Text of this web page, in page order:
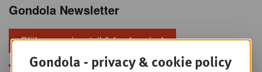
Gondola Newsletter
Blijf voorop in retail & foodservice!
Gondola - privacy & cookie policy